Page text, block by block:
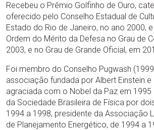
Recebeu o Prêmio Golfinho de Ouro,
oferecido pelo Conselho Estadual de
Estado do Rio de Janeiro, no ano 2000,
Ordem do Mérito da Defesa no Grau de
2003, e no Grau de Grande Oficial, em
Foi membro do Conselho Pugwash
associação fundada por Albert Einstein e
agraciada com o Nobel da Paz em 1995
da Sociedade Brasileira de Física por
1994 a 1998, presidente da Associação
de Planejamento Energético, de 1994 a